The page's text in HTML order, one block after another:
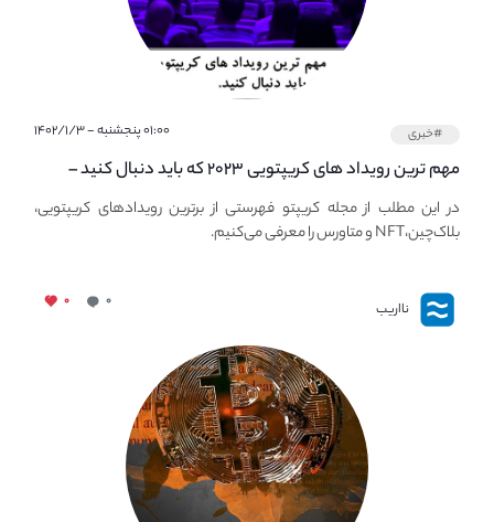
#خبری ۰۱:۰۰ پنجشنبه - ۱۴۰۲/۱/۳
مهم ترین رویداد های کریپتویی ۲۰۲۳ که باید دنبال کنید –
معرفی بهترین رویداد های جهانی
در این مطلب از مجله کریپتو فهرستی از برترین رویدادهای کریپتویی،
بلاک‌چین،NFT و متاورس را معرفی می‌کنیم.
نااریب ۰ ۰